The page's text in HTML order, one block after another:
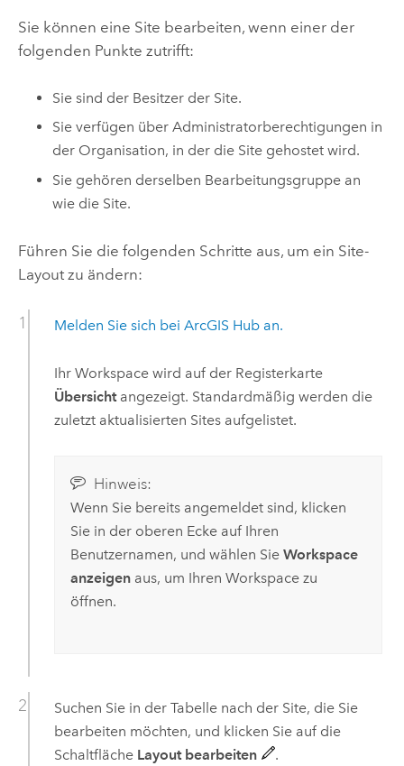
Sie können eine Site bearbeiten, wenn einer der
folgenden Punkte zutrifft:
Sie sind der Besitzer der Site.
Sie verfügen über Administratorberechtigungen in
der Organisation, in der die Site gehostet wird.
Sie gehören derselben Bearbeitungsgruppe an
wie die Site.
Führen Sie die folgenden Schritte aus, um ein Site-
Layout zu ändern:
Melden Sie sich bei ArcGIS Huban.
Ihr Workspace wird auf der Registerkarte
Übersichtangezeigt. Standardmäßig werden die
zuletzt aktualisierten Sites aufgelistet.
Hinweis:
Wenn Sie bereits angemeldet sind, klicken
Sie in der oberen Ecke auf Ihren
Benutzernamen, und wählen Sie Workspace
anzeigenaus, um Ihren Workspace zu
öffnen.
Suchen Sie in der Tabelle nach der Site, die Sie
bearbeiten möchten, und klicken Sie auf die
Schaltfläche Layout bearbeiten .